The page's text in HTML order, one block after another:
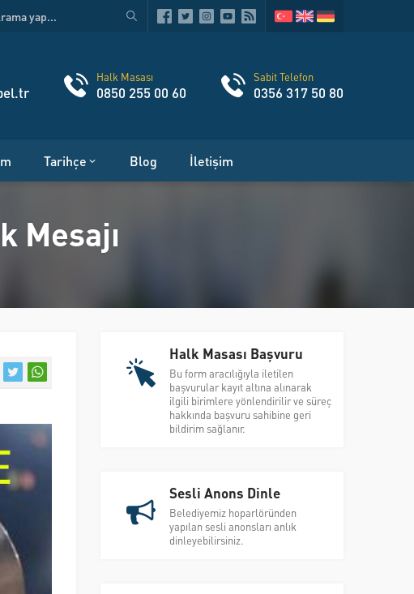
Halk Masası
0850 255 00 60
Sabit Telefon
0356 317 50 80
Tarihçe Blog İletişim
Mesajı
Halk Masası Başvuru
Bu form aracılığıyla iletilen
başvurular kayıt altına alınarak
ilgili birimlere yönlendirilir ve süreç
hakkında başvuru sahibine geri
bildirim sağlanır.
Sesli Anons Dinle
Belediyemiz hoparlöründen
yapılan sesli anonsları anlık
dinleyebilirsiniz.